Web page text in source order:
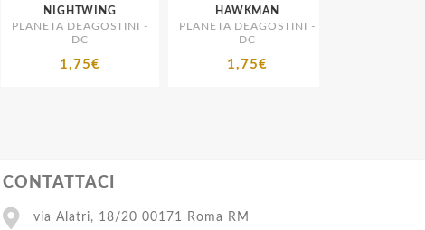
NIGHTWING
PLANETA DEAGOSTINI -
DC
1,75€
HAWKMAN
PLANETA DEAGOSTINI -
DC
1,75€
CONTATTACI
via Alatri, 18/20 00171 Roma RM